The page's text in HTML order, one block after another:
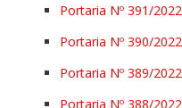
Portaria Nº 391/2022
Portaria Nº 390/2022
Portaria Nº 389/2022
Portaria Nº 388/2022